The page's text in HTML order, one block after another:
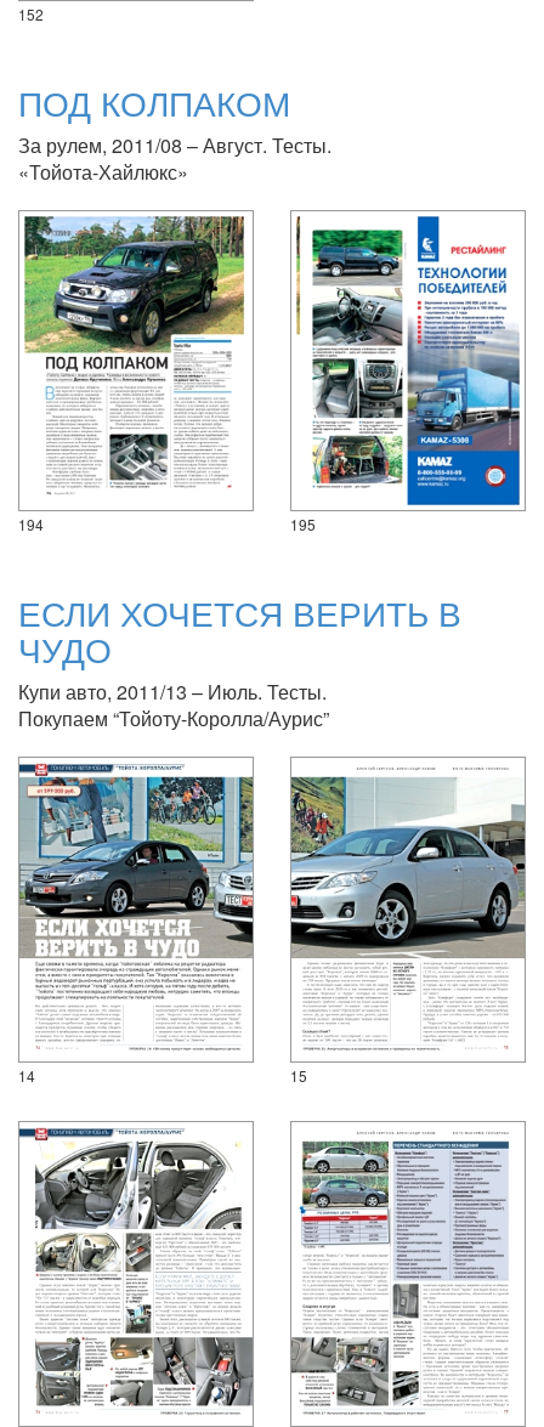
152
ПОД КОЛПАКОМ
За рулем, 2011/08 – Август. Тесты.
«Тойота-Хайлюкс»
194 195
ЕСЛИ ХОЧЕТСЯ ВЕРИТЬ В
ЧУДО
Купи авто, 2011/13 – Июль. Тесты.
Покупаем “Тойоту-Королла/Аурис”
14 15